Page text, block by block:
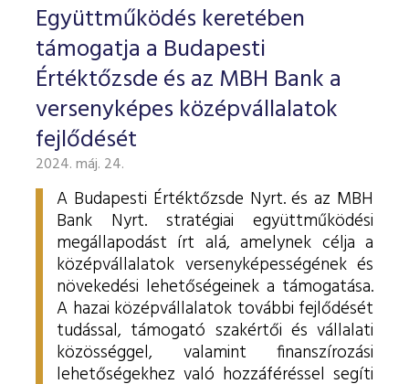
Együttműködés keretében
támogatja a Budapesti
Értéktőzsde és az MBH Bank a
versenyképes középvállalatok
fejlődését
2024. máj. 24.
A Budapesti Értéktőzsde Nyrt. és az MBH
Bank Nyrt. stratégiai együttműködési
megállapodást írt alá, amelynek célja a
középvállalatok versenyképességének és
növekedési lehetőségeinek a támogatása.
A hazai középvállalatok további fejlődését
tudással, támogató szakértői és vállalati
közösséggel, valamint finanszírozási
lehetőségekhez való hozzáféréssel segíti